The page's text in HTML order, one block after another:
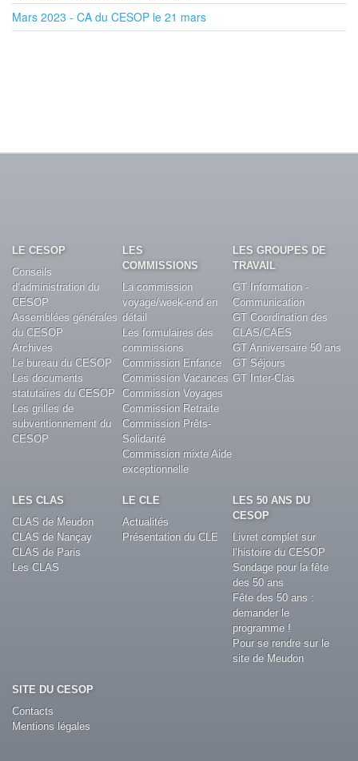
Mars 2023 - CA du CESOP le 21 mars
LE CESOP
Conseils
d’administration du
CESOP
Assemblées générales
du CESOP
Archives
Le bureau du CESOP
Les documents
statutaires du CESOP
Les grilles de
subventionnement du
CESOP
LES
COMMISSIONS
La commission
voyage/week-end en
détail
Les formulaires des
commissions
Commission Enfance
Commission Vacances
Commission Voyages
Commission Retraite
Commission Prêts-
Solidarité
Commission mixte Aide
exceptionnelle
LES GROUPES DE
TRAVAIL
GT Information -
Communication
GT Coordination des
CLAS/CAES
GT Anniversaire 50 ans
GT Séjours
GT Inter-Clas
LES CLAS
CLAS de Meudon
CLAS de Nançay
CLAS de Paris
Les CLAS
LE CLE
Actualités
Présentation du CLE
LES 50 ANS DU
CESOP
Livret complet sur
l’histoire du CESOP
Sondage pour la fête
des 50 ans
Fête des 50 ans :
demander le
programme !
Pour se rendre sur le
site de Meudon
SITE DU CESOP
Contacts
Mentions légales